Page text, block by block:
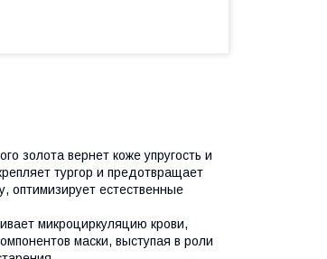
золота вернет коже упругость и
тургор и предотвращает
оптимизирует естественные
микроциркуляцию крови,
маски, выступая в роли